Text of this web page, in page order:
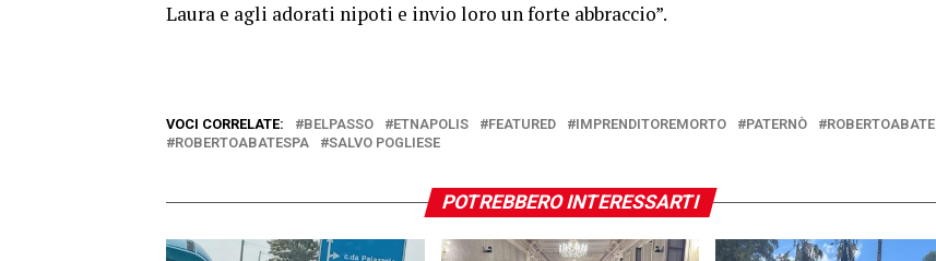
Laura e agli adorati nipoti e invio loro un forte abbraccio”.
VOCI CORRELATE: BELPASSO ETNAPOLIS FEATURED IMPRENDITOREMORTO PATERNÒ
ROBERTOABATE
ROBERTOABATESPA
SALVO POGLIESE
POTREBBERO INTERESSARTI